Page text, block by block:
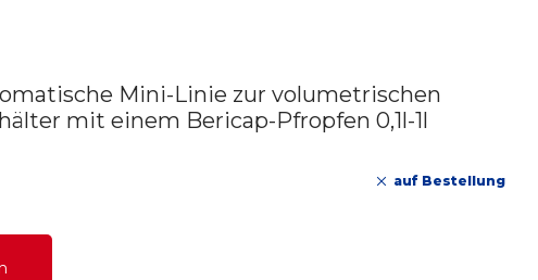
Mini-Linie zur volumetrischen
mit einem Bericap-Pfropfen 0,1l-1l
auf Bestellung